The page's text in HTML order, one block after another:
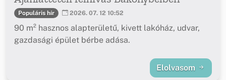
Populáris hír 2026. 07. 12 10:52
90 m² hasznos alapterületű, kivett lakóház, udvar,
gazdasági épület bérbe adása.
Elolvasom